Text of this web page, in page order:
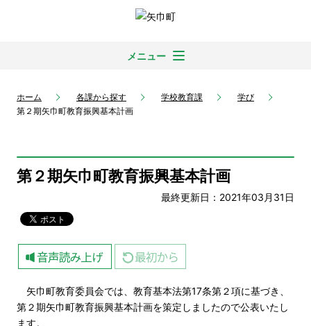
メニュー
ホーム 各課から探す 学校教育課
学び
第２期矢巾町教育振興基本計画
第２期矢巾町教育振興基本計画
最終更新日：2021年03月31日
矢巾町教育委員会では、教育基本法第17条第２項に基づき、
第２期矢巾町教育振興基本計画を策定しましたので公表いたし
ます。